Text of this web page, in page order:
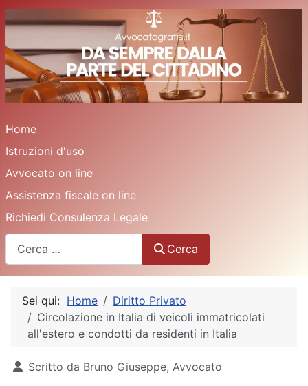
Home
Istruzioni d'uso
Avvocato on line
Assistenza fiscale on line
Richiedi Consulenza Legale
Cerca
Sei qui: Home
Diritto Privato
Circolazione in Italia di veicoli immatricolati
all'estero e condotti da residenti in Italia
Dettagli
Scritto da Bruno Giuseppe, Avvocato